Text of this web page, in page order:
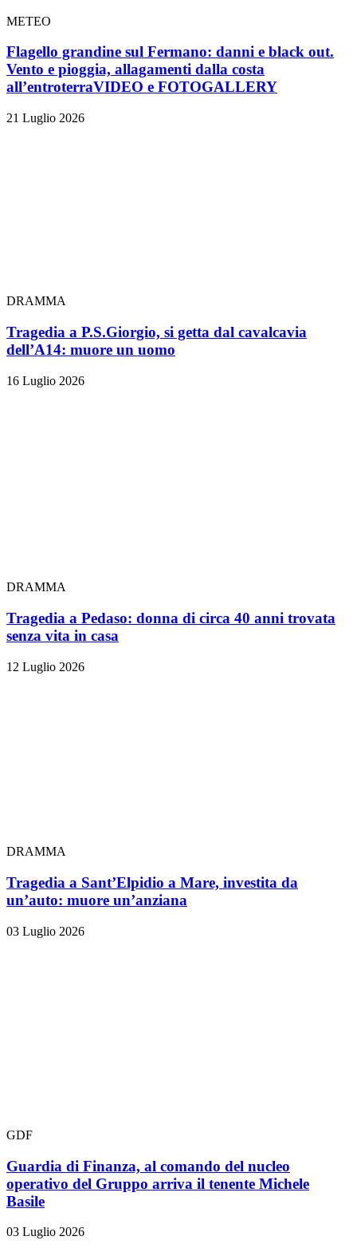
METEO
Flagello grandine sul Fermano: danni e black out.
Vento e pioggia, allagamenti dalla costa
all’entroterraVIDEO e FOTOGALLERY
21 Luglio 2026
DRAMMA
Tragedia a P.S.Giorgio, si getta dal cavalcavia
dell’A14: muore un uomo
16 Luglio 2026
DRAMMA
Tragedia a Pedaso: donna di circa 40 anni trovata
senza vita in casa
12 Luglio 2026
DRAMMA
Tragedia a Sant’Elpidio a Mare, investita da
un’auto: muore un’anziana
03 Luglio 2026
GDF
Guardia di Finanza, al comando del nucleo
operativo del Gruppo arriva il tenente Michele
Basile
03 Luglio 2026